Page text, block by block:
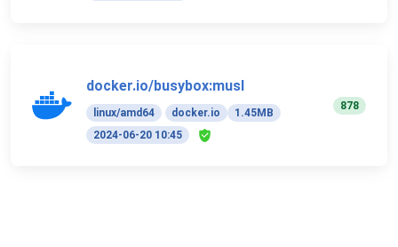
docker.io/busybox:musl
linux/amd64 docker.io
1.45MB
2024-06-20 10:45
878